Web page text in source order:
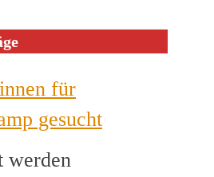
für
gesucht
werden